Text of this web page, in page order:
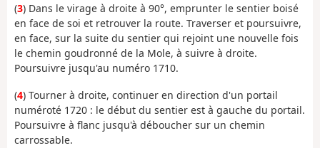
(3) Dans le virage à droite à 90°, emprunter le sentier boisé
en face de soi et retrouver la route. Traverser et poursuivre,
en face, sur la suite du sentier qui rejoint une nouvelle fois
le chemin goudronné de la Mole, à suivre à droite.
Poursuivre jusqu'au numéro 1710.
(4) Tourner à droite, continuer en direction d'un portail
numéroté 1720 : le début du sentier est à gauche du portail.
Poursuivre à flanc jusqu'à déboucher sur un chemin
carrossable.